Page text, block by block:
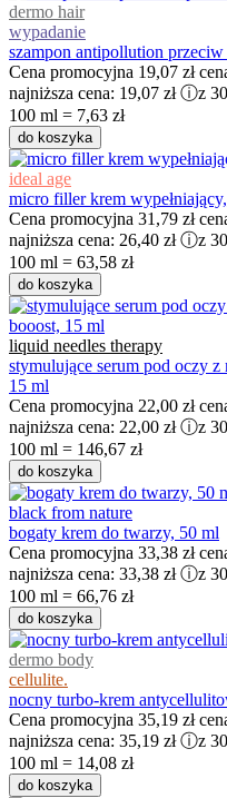
dermo hair
wypadanie
szampon antipollution
Cena promocyjna 19,07 zł
najniższa cena: 19,07 zł ⓘz
100 ml = 7,63 zł
do koszyka
ideal age
micro filler krem
Cena promocyjna 31,79 zł
najniższa cena: 26,40 zł ⓘz
100 ml = 63,58 zł
do koszyka
liquid needles therapy
stymulujące serum pod oczy
15 ml
Cena promocyjna 22,00 zł
najniższa cena: 22,00 zł ⓘz
100 ml = 146,67 zł
do koszyka
black from nature
bogaty krem do twarzy, 50 ml
Cena promocyjna 33,38 zł
najniższa cena: 33,38 zł ⓘz
100 ml = 66,76 zł
do koszyka
dermo body
cellulite.
nocny turbo-krem
Cena promocyjna 35,19 zł
najniższa cena: 35,19 zł ⓘz
100 ml = 14,08 zł
do koszyka